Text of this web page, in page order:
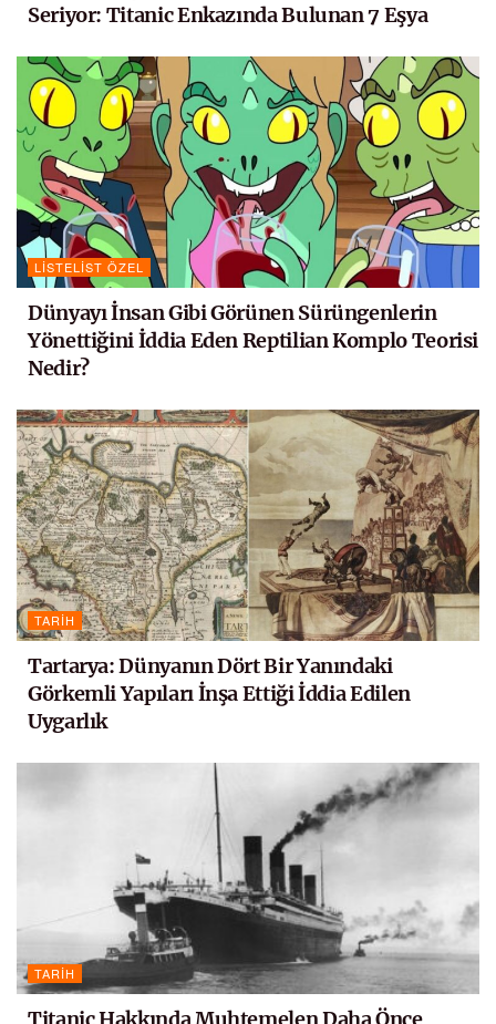
Seriyor: Titanic Enkazında Bulunan 7 Eşya
LISTELIST ÖZEL
Dünyayı İnsan Gibi Görünen Sürüngenlerin
Yönettiğini İddia Eden Reptilian Komplo Teorisi
Nedir?
TARIH
Tartarya: Dünyanın Dört Bir Yanındaki
Görkemli Yapıları İnşa Ettiği İddia Edilen
Uygarlık
TARIH
Titanic Hakkında Muhtemelen Daha Önce